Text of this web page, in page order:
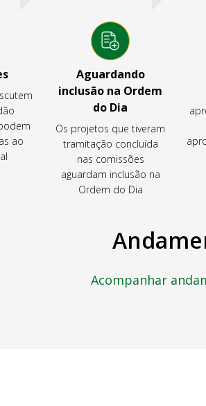
ao
Aguardando
inclusão na Ordem
do Dia
Os projetos que tiveram
tramitação concluída
nas comissões
aguardam inclusão na
Ordem do Dia
Acompanhar